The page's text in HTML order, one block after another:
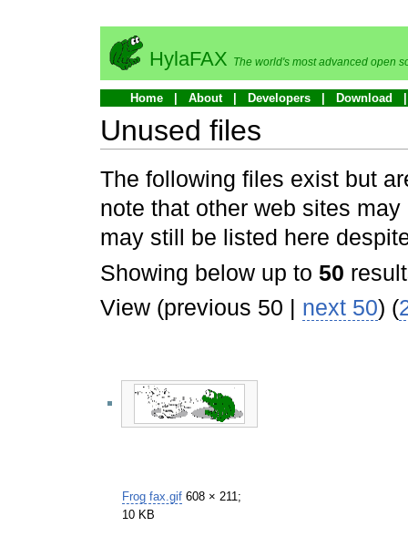
HylaFAX The world's most advanced open
Home About Developers Download
Unused files
The following files exist but
note that other web sites
may still be listed here
Showing below up to 50
View (previous 50 | next 50) (
Frog fax.gif 608 × 211;
10 KB